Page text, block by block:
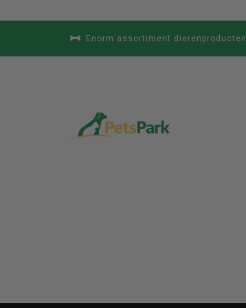
Enorm assortiment dierenproducten